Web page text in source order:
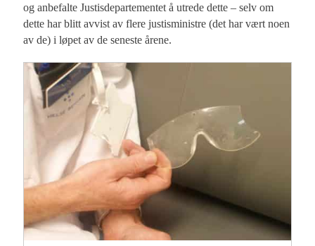
og anbefalte Justisdepartementet å utrede dette – selv om
dette har blitt avvist av flere justisministre (det har vært noen
av de) i løpet av de seneste årene.